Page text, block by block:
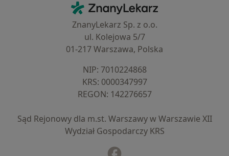
ZnanyLekarz - Strona główna
ZnanyLekarz Sp. z o.o.
ul. Kolejowa 5/7
01-217 Warszawa, Polska
NIP: ⁠7010224868
KRS: ⁠0000347997
REGON: ⁠142276657
Sąd Rejonowy dla m.st. Warszawy w Warszawie XII
Wydział Gospodarczy KRS